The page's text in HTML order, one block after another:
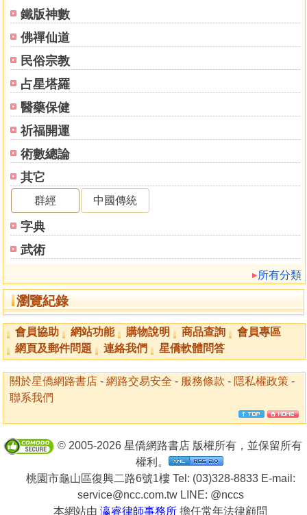
鐵版神數
佛禪仙道
民俗宗教
占星塔羅
醫藥保健
祈福開運
術數總論
其它
群經 中國傳統
字典
武術
所有分類
瀏覽紀錄
會員協助 網站功能 購物說明 商品查詢
會員專區
網頁及郵件問題
連絡我們 星僑軟體問答
關於星僑網路書店 - 網路交易安全 - 服務條款 - 隱私權政策 -
聯系我們
© 2005-2026 星僑網路書店 版權所有，並保留所有
權利。
桃園市龜山區復興二路6號1樓 Tel: (03)328-8833 E-mail:
service@ncc.com.tw LINE: @nccs
本網站由 瀛睿律師事務所 擔任常年法律顧問